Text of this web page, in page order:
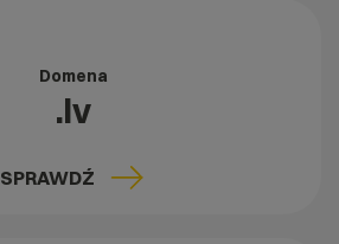
Domena
.lv
SPRAWDŹ